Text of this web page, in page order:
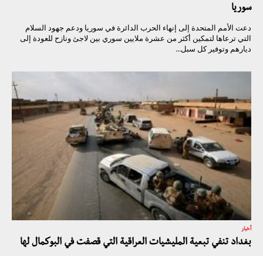
سوريا
دعت الأمم المتحدة إلى إنهاء الحرب الدائرة في سوريا ودعم جهود السلام
التي ترعاها لتمكين أكثر من عشرة ملايين سوري بين لاجئ ونازح للعودة إلى
ديارهم وتوفير كل سبل...
أخبار
بغداد تنفي تبعية المليشيات العراقية التي قصفت في البوكمال لها